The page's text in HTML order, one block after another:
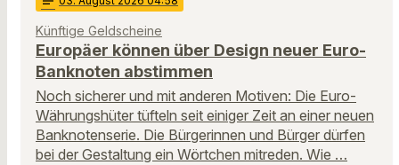
Künftige Geldscheine
Europäer können über Design neuer Euro-
Banknoten abstimmen
Noch sicherer und mit anderen Motiven: Die Euro-
Währungshüter tüfteln seit einiger Zeit an einer neuen
Banknotenserie. Die Bürgerinnen und Bürger dürfen
bei der Gestaltung ein Wörtchen mitreden. Wie …